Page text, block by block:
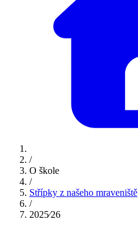
/
O škole
/
Střípky z našeho mraveniště
/
2025⁄26